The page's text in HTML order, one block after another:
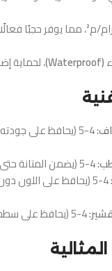
320 جرام/م²، مما يوفر
(Waterproof)
، لحماية
4-5 (يحافظ على
4-5 (يحافظ على اللون
4-5 (يحافظ على